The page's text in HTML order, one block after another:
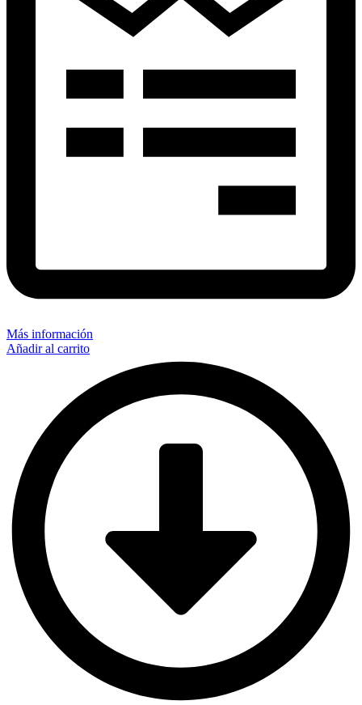
Más información
Añadir al carrito